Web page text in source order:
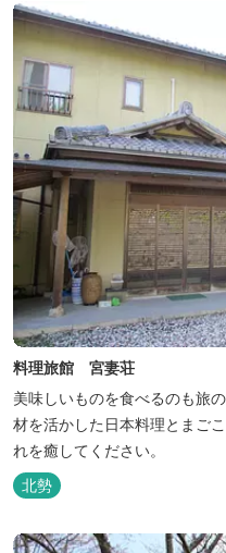
料理旅館 宮妻荘
美味しいものを食べるのも旅
材を活かした日本料理とまご
れを癒してください。
北勢